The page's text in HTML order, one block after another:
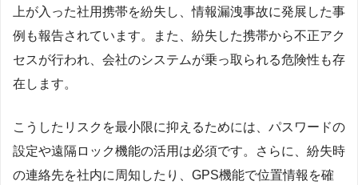
上が入った社用携帯を紛失し、情報漏洩事故に発展した事
例も報告されています。また、紛失した携帯から不正アク
セスが行われ、会社のシステムが乗っ取られる危険性も存
在します。
こうしたリスクを最小限に抑えるためには、パスワードの
設定や遠隔ロック機能の活用は必須です。さらに、紛失時
の連絡先を社内に周知したり、GPS機能で位置情報を確